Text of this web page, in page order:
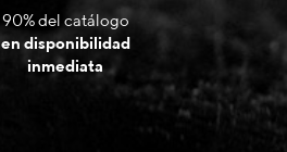
90% del catálogo
en disponibilidad
inmediata